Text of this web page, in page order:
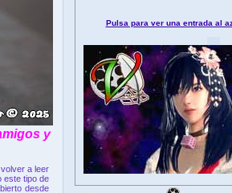
y
a leer
este tipo de
desde
Pulsa para ver una entrada al